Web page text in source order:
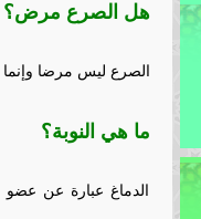
هل الصرع مرض؟
الصرع ليس مرضا
ما هي النوبة؟
الدماغ عبارة عن عضو